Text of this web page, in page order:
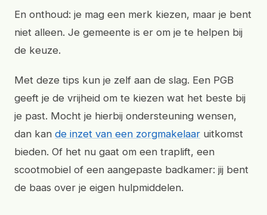
En onthoud: je mag een merk kiezen, maar je bent
niet alleen. Je gemeente is er om je te helpen bij
de keuze.
Met deze tips kun je zelf aan de slag. Een PGB
geeft je de vrijheid om te kiezen wat het beste bij
je past. Mocht je hierbij ondersteuning wensen,
dan kan de inzet van een zorgmakelaar uitkomst
bieden. Of het nu gaat om een traplift, een
scootmobiel of een aangepaste badkamer: jij bent
de baas over je eigen hulpmiddelen.